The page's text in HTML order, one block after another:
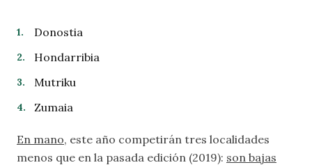
Donostia
Hondarribia
Mutriku
Zumaia
En mano, este año competirán tres localidades
menos que en la pasada edición (2019): son bajas